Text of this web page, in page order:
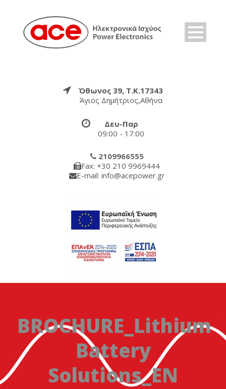
Όθωνος 39, Τ.Κ.17343
Άγιος Δημήτριος,Αθήνα
Δευ-Παρ
09:00 - 17:00
2109966555
Fax: +30 210 9969444
E-mail: info@acepower.gr
BROCHURE_Lithium
Battery
Solutions_EN